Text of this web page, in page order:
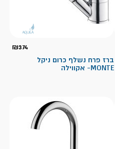
₪374
ברז פרח נשלף כרום ניקל
MONTE- אקווילה